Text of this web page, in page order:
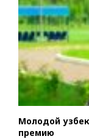
Молодой
премию